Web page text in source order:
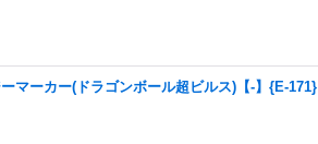
ーマーカー(ドラゴンボール超ビルス)【-】{E-171}